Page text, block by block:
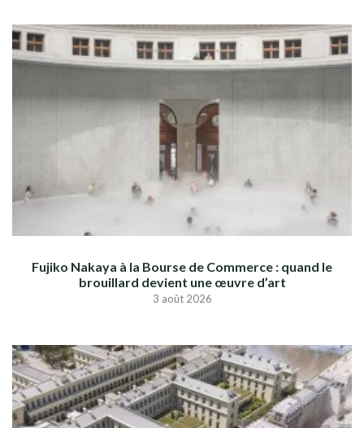
Fujiko Nakaya à la Bourse de Commerce : quand le
brouillard devient une œuvre d’art
3 août 2026